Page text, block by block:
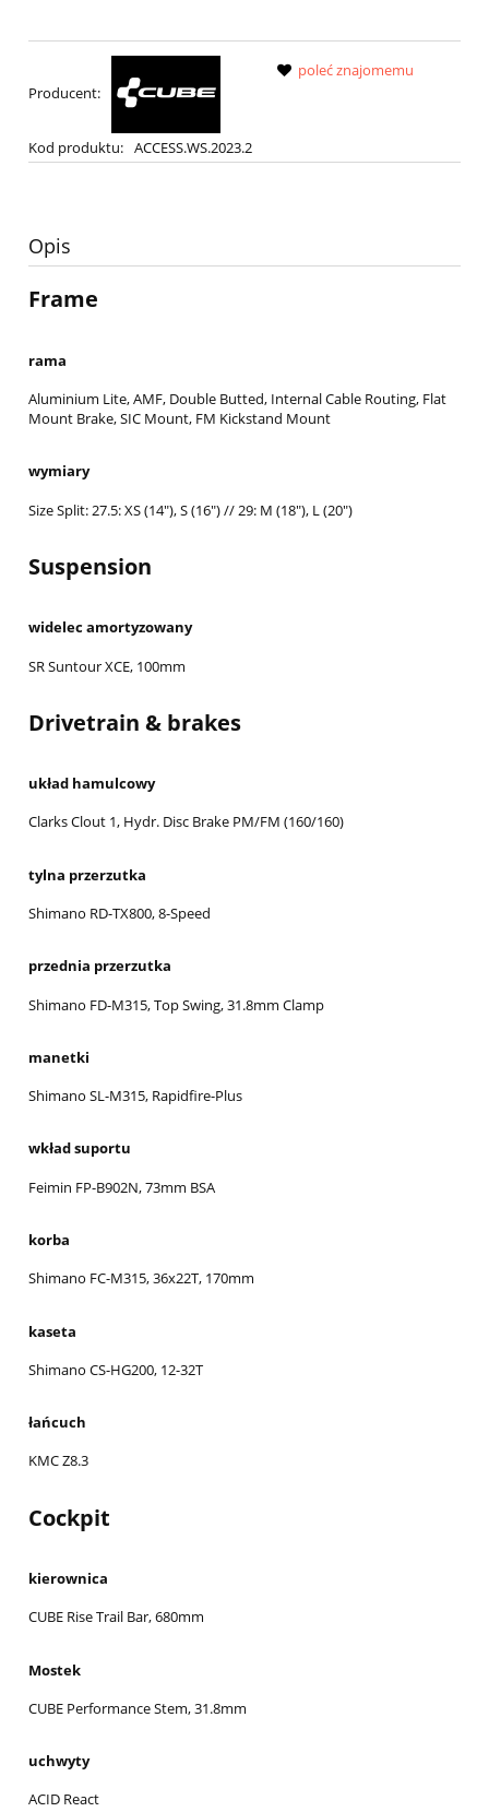
Producent:
Kod produktu: ACCESS.WS.2023.2
poleć znajomemu
Opis
Frame
rama
Aluminium Lite, AMF, Double Butted, Internal Cable Routing, Flat
Mount Brake, SIC Mount, FM Kickstand Mount
wymiary
Size Split: 27.5: XS (14"), S (16") // 29: M (18"), L (20")
Suspension
widelec amortyzowany
SR Suntour XCE, 100mm
Drivetrain & brakes
układ hamulcowy
Clarks Clout 1, Hydr. Disc Brake PM/FM (160/160)
tylna przerzutka
Shimano RD-TX800, 8-Speed
przednia przerzutka
Shimano FD-M315, Top Swing, 31.8mm Clamp
manetki
Shimano SL-M315, Rapidfire-Plus
wkład suportu
Feimin FP-B902N, 73mm BSA
korba
Shimano FC-M315, 36x22T, 170mm
kaseta
Shimano CS-HG200, 12-32T
łańcuch
KMC Z8.3
Cockpit
kierownica
CUBE Rise Trail Bar, 680mm
Mostek
CUBE Performance Stem, 31.8mm
uchwyty
ACID React